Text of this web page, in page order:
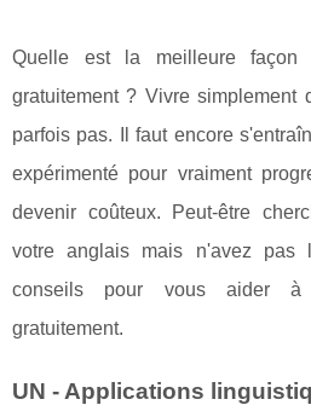
Quelle est la meilleure façon
gratuitement ? Vivre simplement
parfois pas. Il faut encore
expérimenté pour vraiment
devenir coûteux. Peut-être
votre anglais mais n'avez pas
conseils pour vous aider à
gratuitement.
UN - Applications